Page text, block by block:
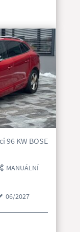
96 KW BOSE
MANUÁLNÍ
06/2027